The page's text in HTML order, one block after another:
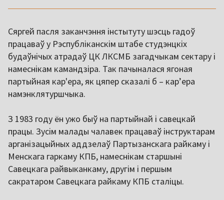
Сяргей пасля заканчэння інстытуту шэсць гадоў
працаваў у Рэспубліканскім штабе студэнцкіх
будаўнічых атрадаў ЦК ЛКСМБ загадчыкам сектару і
намеснікам камандзіра. Так пачыналася ягоная
партыйная кар'ера, як цяпер сказалі б – карʼера
намэнклятуршчыка.
З 1983 году ён ужо быў на партыйнай і савецкай
працы. Зусім малады чалавек працаваў інструктарам
арганізацыйных аддзелаў Партызанскага райкаму і
Менскага гаркаму КПБ, намеснікам старшыні
Савецкага райвыканкаму, другім і першым
сакратаром Савецкага райкаму КПБ сталіцы.